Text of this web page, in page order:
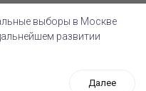
выборы в Москве
развитии
Далее